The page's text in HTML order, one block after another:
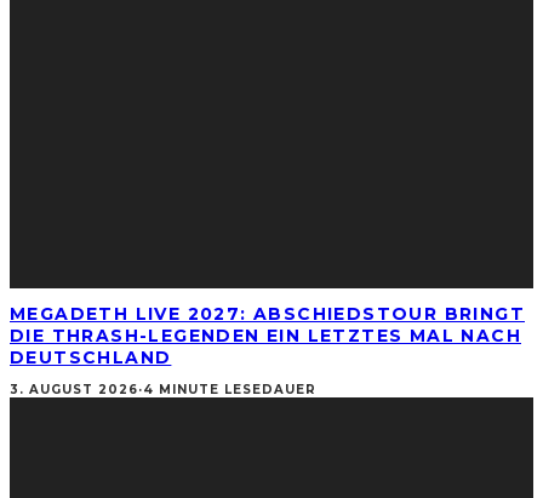
MEGADETH LIVE 2027: ABSCHIEDSTOUR BRINGT
DIE THRASH-LEGENDEN EIN LETZTES MAL NACH
DEUTSCHLAND
3. AUGUST 2026·4 MINUTE LESEDAUER